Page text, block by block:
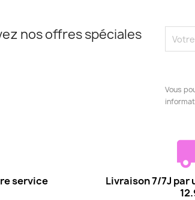
nos offres spéciales
Vous
service
Livraison 7/7J par